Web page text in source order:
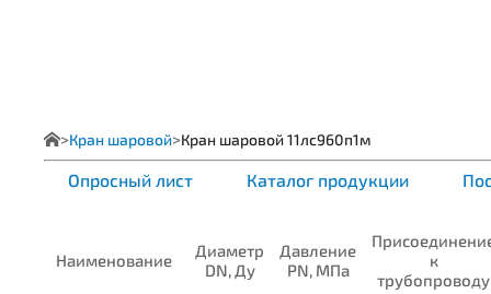
Кран шаровой Кран шаровой 11лс960п1м
Опросный лист Каталог продукции
Наименование
Диаметр
DN, Ду
Давление
PN, МПа
к
трубопроводу